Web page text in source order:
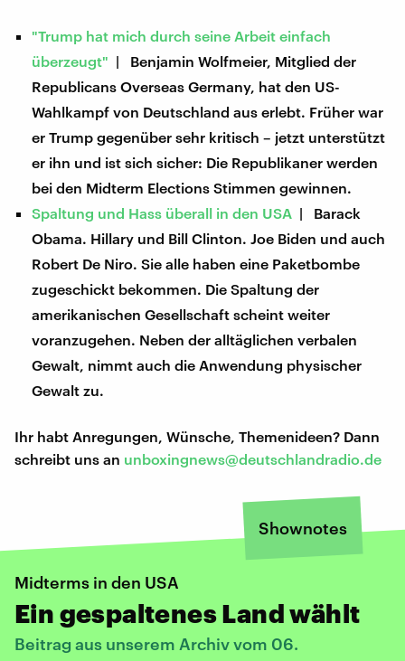
"Trump hat mich durch seine Arbeit einfach
überzeugt" | Benjamin Wolfmeier, Mitglied der
Republicans Overseas Germany, hat den US-
Wahlkampf von Deutschland aus erlebt. Früher war
er Trump gegenüber sehr kritisch – jetzt unterstützt
er ihn und ist sich sicher: Die Republikaner werden
bei den Midterm Elections Stimmen gewinnen.
Spaltung und Hass überall in den USA | Barack
Obama. Hillary und Bill Clinton. Joe Biden und auch
Robert De Niro. Sie alle haben eine Paketbombe
zugeschickt bekommen. Die Spaltung der
amerikanischen Gesellschaft scheint weiter
voranzugehen. Neben der alltäglichen verbalen
Gewalt, nimmt auch die Anwendung physischer
Gewalt zu.
Ihr habt Anregungen, Wünsche, Themenideen? Dann
schreibt uns an unboxingnews@deutschlandradio.de
Shownotes
Midterms in den USA
Ein gespaltenes Land wählt
Beitrag aus unserem Archiv vom 06.